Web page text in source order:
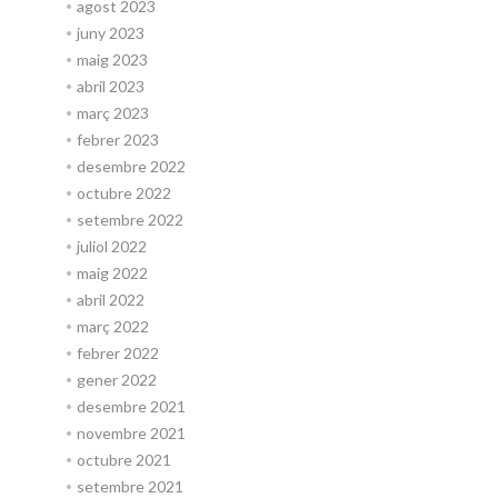
agost 2023
juny 2023
maig 2023
abril 2023
març 2023
febrer 2023
desembre 2022
octubre 2022
setembre 2022
juliol 2022
maig 2022
abril 2022
març 2022
febrer 2022
gener 2022
desembre 2021
novembre 2021
octubre 2021
setembre 2021